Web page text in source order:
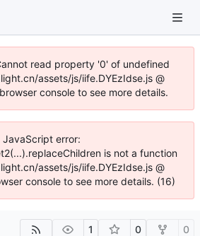
read property '0' of undefined
assets/js/iife.DYEzIdse.js @
console to see more details.
JavaScript error:
is not a function
assets/js/iife.DYEzIdse.js @
console to see more details. (16)
1 0 0